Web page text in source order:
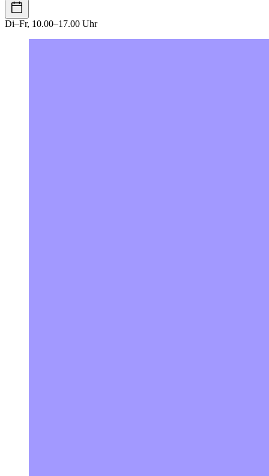
Di–Fr, 10.00–17.00 Uhr